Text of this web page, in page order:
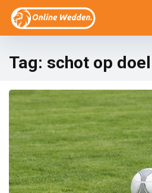
Tag: schot op doel